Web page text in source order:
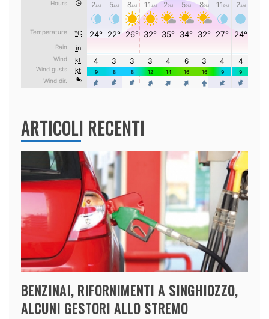
ARTICOLI RECENTI
BENZINAI, RIFORNIMENTI A SINGHIOZZO,
ALCUNI GESTORI ALLO STREMO